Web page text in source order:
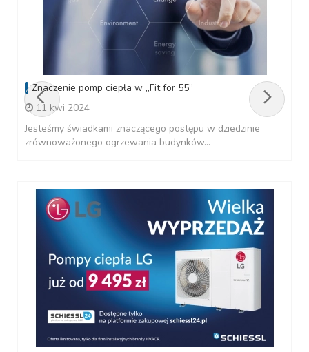
Znaczenie pomp ciepła w „Fit for 55”
11 kwi 2024
Jesteśmy świadkami znaczącego postępu w dziedzinie
zrównoważonego ogrzewania budynków...